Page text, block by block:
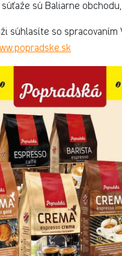
sú Baliarne obchodu,
súhlasíte so